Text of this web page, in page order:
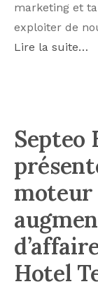
marketing et
exploiter de
Lire la suite…
moteur
Hotel